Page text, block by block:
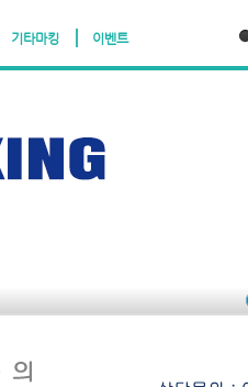
기타마킹 이벤트